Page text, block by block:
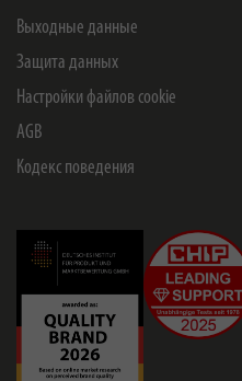
Выходные данные
Защита данных
Настройки файлов cookie
AGB
Кодекс поведения